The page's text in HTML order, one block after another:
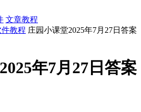
文章教程
教程 庄园小课堂2025年7月27日答案
年7月27日答案